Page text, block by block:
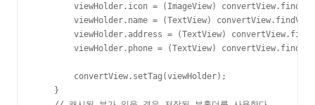
viewHolder.icon = (ImageView)
viewHolder.name = (TextView)
viewHolder.address = (TextView)
viewHolder.phone = (TextView)
        convertView.setTag(viewHolder);
    }